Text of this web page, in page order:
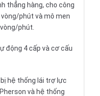
thẳng hàng, cho công
phút và mô men
phút.
động 4 cấp và cơ cấu
hệ thống lái trợ lực
và hệ thống